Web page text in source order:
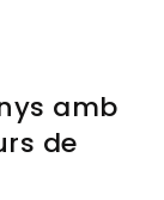
amb
de